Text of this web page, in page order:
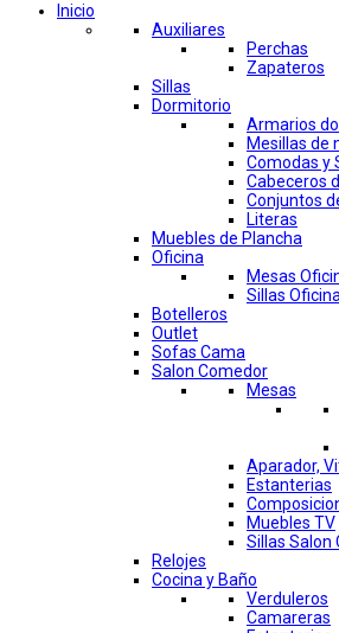
Inicio
Auxiliares
Perchas
Zapateros
Sillas
Dormitorio
Armarios
Mesillas de
Comodas y
Cabeceros
Conjuntos
Literas
Muebles de Plancha
Oficina
Mesas
Sillas
Botelleros
Outlet
Sofas Cama
Salon Comedor
Mesas
Aparador,
Estanterias
Muebles TV
Sillas Salon
Relojes
Cocina y Baño
Verduleros
Camareras